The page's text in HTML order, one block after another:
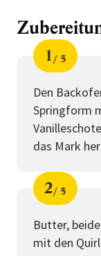
Schritt
1
von
5
Den
Springform
das Mark
Schritt
2
von
5
Butter,
mit den